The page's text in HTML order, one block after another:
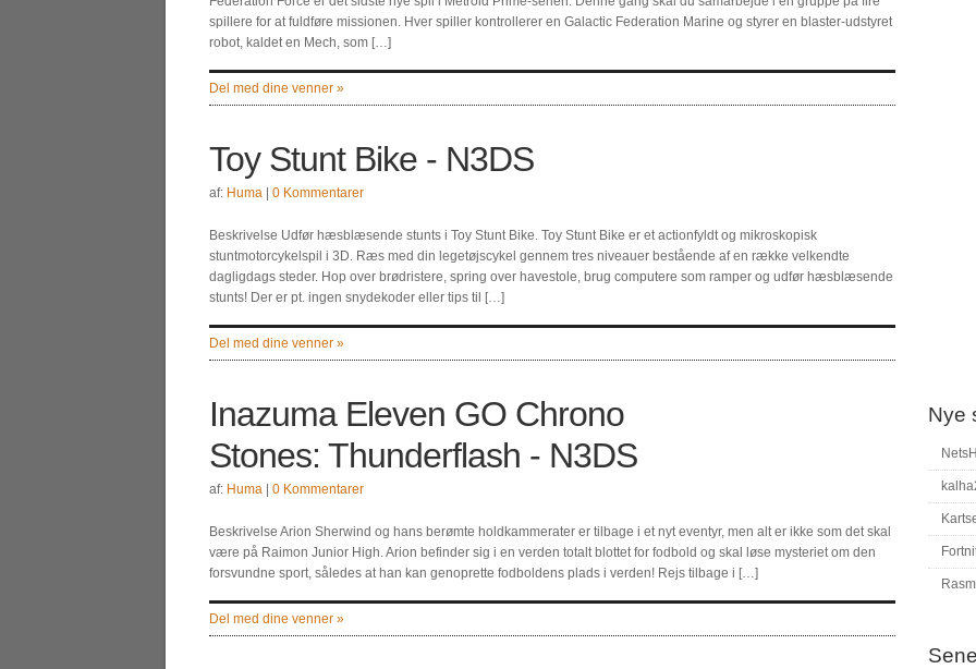
spillere for at fuldføre missionen. Hver spiller kontrollerer en Galactic Federation Marine og styrer en blaster-udstyret
robot, kaldet en Mech, som […]
Del med dine venner »
Toy Stunt Bike - N3DS
af: Huma 0 Kommentarer
Beskrivelse Udfør hæsblæsende stunts i Toy Stunt Bike. Toy Stunt Bike er et actionfyldt og mikroskopisk
stuntmotorcykelspil i 3D. Ræs med din legetøjscykel gennem tres niveauer bestående af en række velkendte
dagligdags steder. Hop over brødristere, spring over havestole, brug computere som ramper og udfør hæsblæsende
stunts! Der er pt. ingen snydekoder eller tips til […]
Del med dine venner »
Inazuma Eleven GO Chrono
Stones: Thunderflash - N3DS
af: Huma 0 Kommentarer
Beskrivelse Arion Sherwind og hans berømte holdkammerater er tilbage i et nyt eventyr, men alt er ikke som det skal
være på Raimon Junior High. Arion befinder sig i en verden totalt blottet for fodbold og skal løse mysteriet om den
forsvundne sport, således at han kan genoprette fodboldens plads i verden! Rejs tilbage i […]
Del med dine venner »
Nye